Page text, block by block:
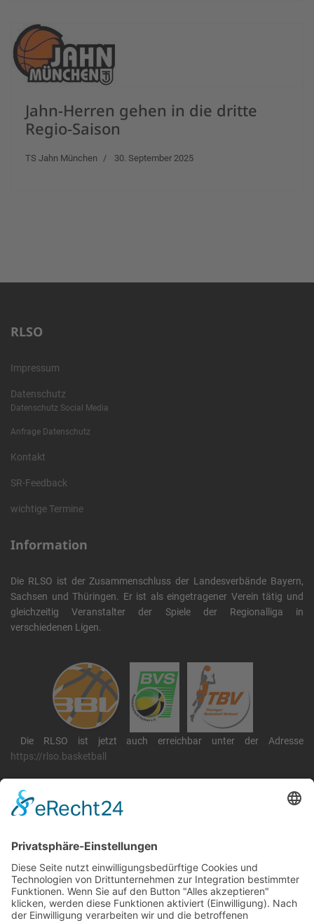
Jahn-Herren gehen in die dritte
Regio-Saison
TS Jahn München 30. September 2025
RLSO
Impressum
Datenschutz
Datenschutz Social Media
Anfrage Datenschutz
Kontakt
SR-Feedback
wichtige Termine
Information
Die RLSO ist der Zusammenschluss der Landesverbände Bayern,
Sachsen und Thüringen. Er ist als eingetragener Verein tätig und
gleichzeitig Veranstalter der Spiele der Regionalliga in
verschiedenen Ligen.
Die RLSO ist jetzt auch erreichbar unter der Adresse
https://rlso.basketball
RLSO Minikalender